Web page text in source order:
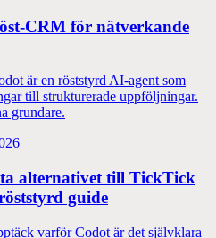
CRM för nätverkande
är en röststyrd AI-agent som
till strukturerade uppföljningar.
grundare.
alternativet till TickTick
guide
varför Codot är det självklara